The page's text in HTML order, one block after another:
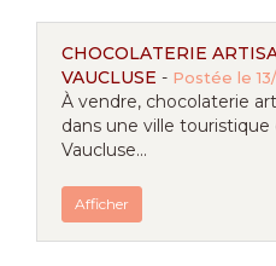
CHOCOLATERIE
VAUCLUSE - Postée le
À vendre, chocolaterie
dans une ville
Vaucluse...
Afficher